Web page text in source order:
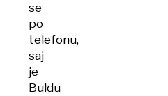
se
po
telefonu,
saj
je
Buldu